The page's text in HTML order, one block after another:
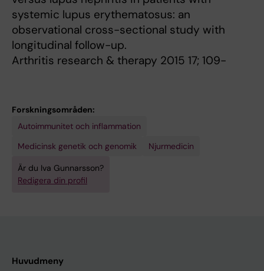
systemic lupus erythematosus: an
observational cross-sectional study with
longitudinal follow-up.
Arthritis research & therapy 2015 17; 109-
Forskningsområden:
Autoimmunitet och inflammation
Medicinsk genetik och genomik
Njurmedicin
Är du Iva Gunnarsson?
Redigera din profil
Huvudmeny